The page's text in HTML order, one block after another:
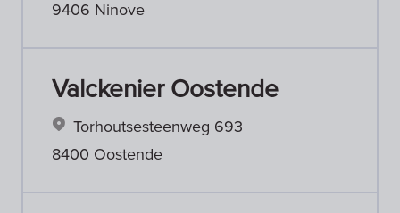
9406 Ninove
Valckenier Oostende
Torhoutsesteenweg 693
8400 Oostende